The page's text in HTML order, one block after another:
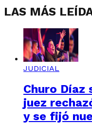
LAS MÁS
JUDICIAL
Churo Díaz
juez
y se fijó